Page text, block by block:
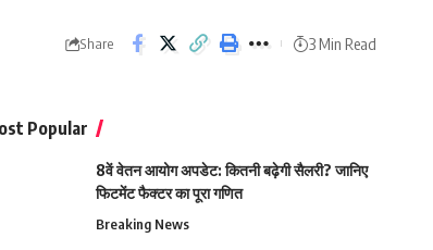
Share 3 Min Read
Popular
8वें वेतन आयोग अपडेट: कितनी बढ़ेगी सैलरी? जानिए
फिटमेंट फैक्टर का पूरा गणित
Breaking News